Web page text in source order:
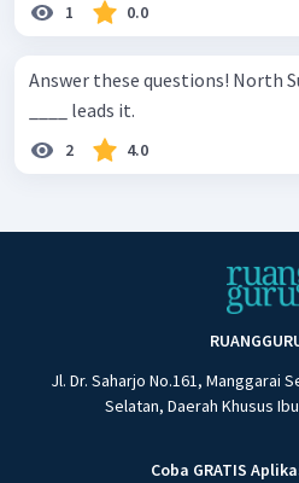
1 0.0
Answer these questions! North Sulawesi is a province. A
____ leads it.
2 4.0
Jl. Dr. Saharjo No.161, Manggarai
Selatan, Daerah Khusus
Coba GRATIS